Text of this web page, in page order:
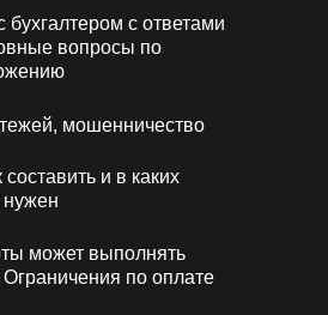
мошенничество
составить и в каких
нужен
бухгалтером с ответами
вопросы по
может выполнять
по оплате